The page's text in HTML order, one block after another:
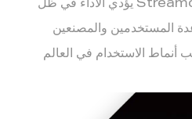
يؤدي الأداء في ظل
المستخدمين والمصنعين
أنماط الاستخدام في العالم